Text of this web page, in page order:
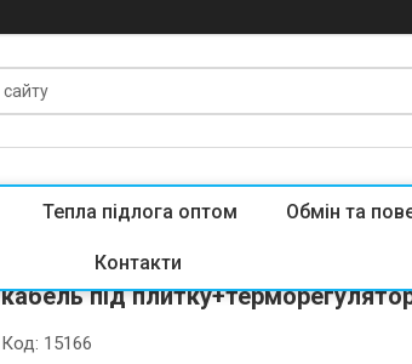
Тепла підлога оптом Обмін та
Контакти
Опалення і тепла підлога Woks
кабель під
Код: 15166